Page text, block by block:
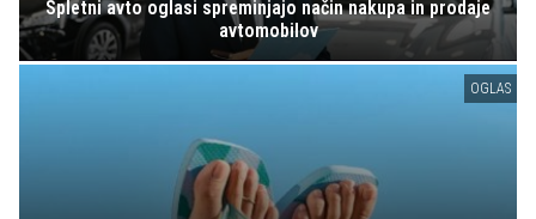
Spletni avto oglasi spreminjajo način nakupa in prodaje
avtomobilov
OGLAS